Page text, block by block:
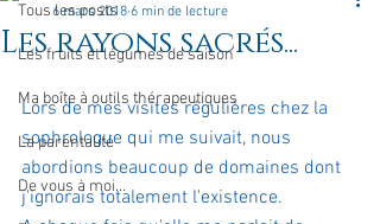
Tous les posts
Les fruits et légumes de saison
Ma boîte à outils thérapeutiques
La parentalité
De vous à moi...
Les rayons sacrés...
6 mars 2018 6 min de lecture
Lors de mes visites régulières chez la
sophrologue qui me suivait, nous
abordions beaucoup de domaines dont
j'ignorais totalement l'existence.